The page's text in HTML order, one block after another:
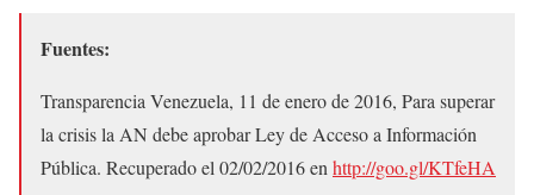
Fuentes:
Transparencia Venezuela, 11 de enero de 2016, Para superar
la crisis la AN debe aprobar Ley de Acceso a Información
Pública. Recuperado el 02/02/2016 enhttp://goo.gl/KTfeHA